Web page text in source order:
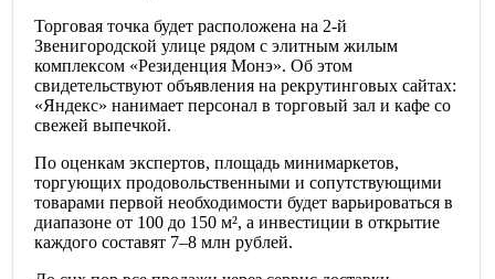
Торговая точка будет расположена на 2-й
Звенигородской улице рядом с элитным жилым
комплексом «Резиденция Монэ». Об этом
свидетельствуют объявления на рекрутинговых сайтах:
«Яндекс» нанимает персонал в торговый зал и кафе со
свежей выпечкой.
По оценкам экспертов, площадь минимаркетов,
торгующих продовольственными и сопутствующими
товарами первой необходимости будет варьироваться в
диапазоне от 100 до 150 м², а инвестиции в открытие
каждого составят 7–8 млн рублей.